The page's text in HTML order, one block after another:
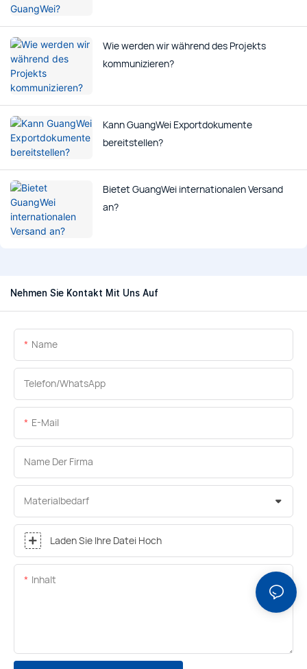
Wie werden wir während des Projekts
kommunizieren?
Kann GuangWei Exportdokumente
bereitstellen?
Bietet GuangWei internationalen Versand
an?
Nehmen Sie Kontakt Mit Uns Auf
Name
Telefon/WhatsApp
E-Mail
Name Der Firma
Materialbedarf
Laden Sie Ihre Datei Hoch
Inhalt